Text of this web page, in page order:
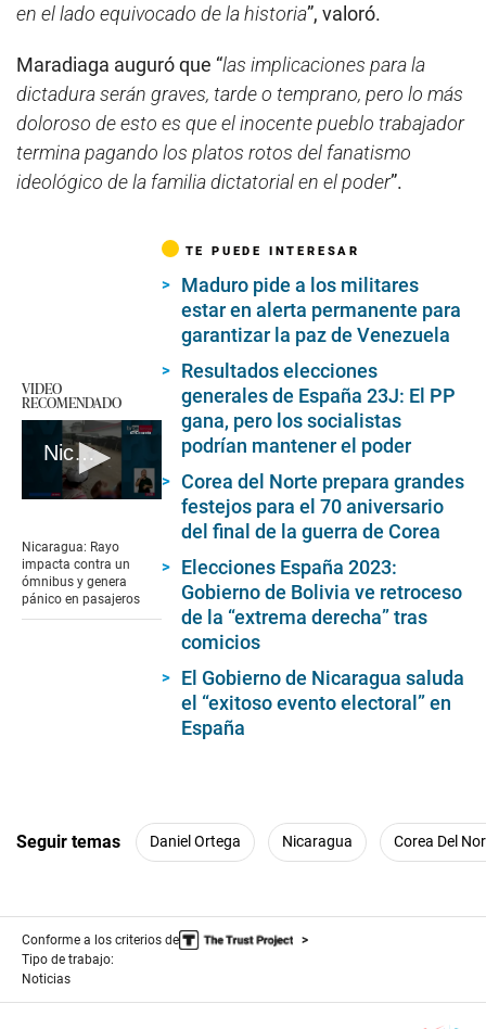
en el lado equivocado de la historia”, valoró.
Maradiaga auguró que “las implicaciones para la
dictadura serán graves, tarde o temprano, pero lo más
doloroso de esto es que el inocente pueblo trabajador
termina pagando los platos rotos del fanatismo
ideológico de la familia dictatorial en el poder”.
VIDEO
RECOMENDADO
Nicaragua: Rayo impacta contra un ómnibus y genera pánico en pasajeros
of
44
seconds
Nicaragua: Rayo
impacta contra un
ómnibus y genera
pánico en pasajeros
TE PUEDE INTERESAR
Maduro pide a los militares
estar en alerta permanente para
garantizar la paz de Venezuela
Resultados elecciones
generales de España 23J: El PP
gana, pero los socialistas
podrían mantener el poder
Corea del Norte prepara grandes
festejos para el 70 aniversario
del final de la guerra de Corea
Elecciones España 2023:
Gobierno de Bolivia ve retroceso
de la “extrema derecha” tras
comicios
El Gobierno de Nicaragua saluda
el “exitoso evento electoral” en
España
Seguir temas Daniel Ortega Nicaragua Corea Del
Conforme a los criterios de
Tipo de trabajo:
Noticias